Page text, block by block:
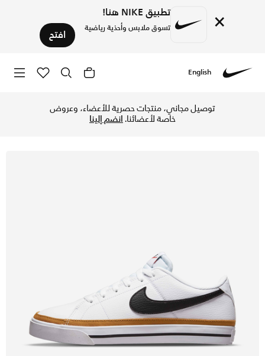
× تطبيق NIKE هنا!
تسوق ملابس وأحذية رياضية افتح
English
توصيل مجاني، منتجات حصرية للأعضاء، وعروض
خاصة لأعضائنا.انضم إلينا